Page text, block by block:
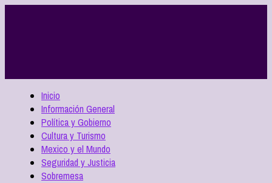
Inicio
Información General
Política y Gobierno
Cultura y Turismo
Mexico y el Mundo
Seguridad y Justicia
Sobremesa